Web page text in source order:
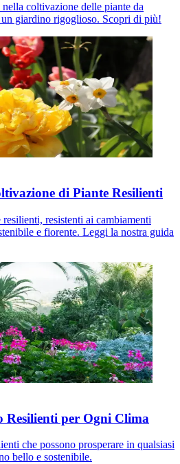
coltivazione delle piante da
giardino rigoglioso. Scopri di più!
di Piante Resilienti
resistenti ai cambiamenti
e fiorente. Leggi la nostra guida
Resilienti per Ogni Clima
che possono prosperare in qualsiasi
bello e sostenibile.